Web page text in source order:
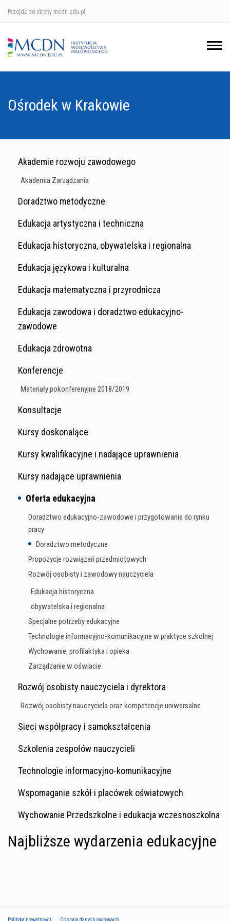
Przejdź do strony mcdn.edu.pl
Ośrodek w Krakowie
Akademie rozwoju zawodowego
Akademia Zarządzania
Doradztwo metodyczne
Edukacja artystyczna i techniczna
Edukacja historyczna, obywatelska i regionalna
Edukacja językowa i kulturalna
Edukacja matematyczna i przyrodnicza
Edukacja zawodowa i doradztwo edukacyjno-
zawodowe
Edukacja zdrowotna
Konferencje
Materiały pokonferenyjne 2018/2019
Konsultacje
Kursy doskonalące
Kursy kwalifikacyjne i nadające uprawnienia
Kursy nadające uprawnienia
Oferta edukacyjna
Doradztwo edukacyjno-zawodowe i przygotowanie do rynku
pracy
Doradztwo metodyczne
Propozycje rozwiązań przedmiotowych
Rozwój osobisty i zawodowy nauczyciela
Edukacja historyczna
obywatelska i regionalna
Specjalne potrzeby edukacyjne
Technologie informacyjno-komunikacyjne w praktyce szkolnej
Wychowanie, profilaktyka i opieka
Zarządzanie w oświacie
Rozwój osobisty nauczyciela i dyrektora
Rozwój osobisty nauczyciela oraz kompetencje uniwersalne
Sieci współpracy i samokształcenia
Szkolenia zespołów nauczycieli
Technologie informacyjno-komunikacyjne
Wspomaganie szkół i placówek oświatowych
Wychowanie Przedszkolne i edukacja wczesnoszkolna
Najbliższe wydarzenia edukacyjne
Polityka prywatności Ochrona danych osobowych
Ośrodek w Krakowie
Ośrodek w Nowym Sączu
Ośrodek w Tarnowie